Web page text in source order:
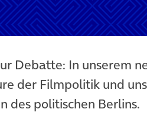
Debatte: In unserem
der Filmpolitik und
des politischen Berlins.